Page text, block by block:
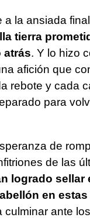
la ansiada
tierra
atrás. Y lo hizo
afición que
rebote y cada
para
de
de las
logrado sellar
en estas
culminar ante